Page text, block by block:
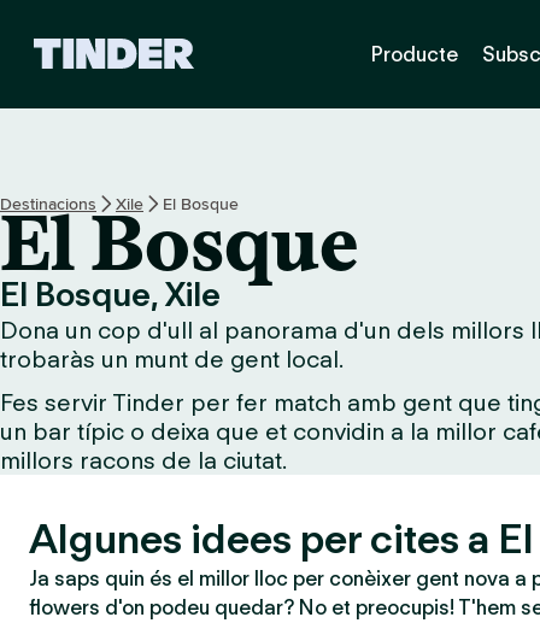
I
n
i
c
i
Producte
Destinacions Xile El Bosque
El Bosque
El Bosque, Xile
Dona un cop d'ull al panorama d'un dels millors
trobaràs un munt de gent local.
Fes servir Tinder per fer match amb gent que
un bar típic o deixa que et convidin a la millor
millors racons de la ciutat.
Algunes idees per cites a
Ja saps quin és el millor lloc per conèixer gent nova a
flowers d'on podeu quedar? No et preocupis! T'hem